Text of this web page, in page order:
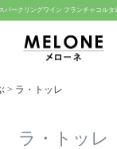
パークリングワイン フランチャコルタ
ラ・トッレ
ラ・トッレ